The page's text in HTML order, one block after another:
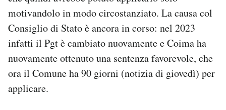
motivandolo in modo circostanziato. La causa col
Consiglio di Stato è ancora in corso: nel 2023
infatti il Pgt è cambiato nuovamente e Coima ha
nuovamente ottenuto una sentenza favorevole, che
ora il Comune ha 90 giorni (notizia di giovedì) per
applicare.